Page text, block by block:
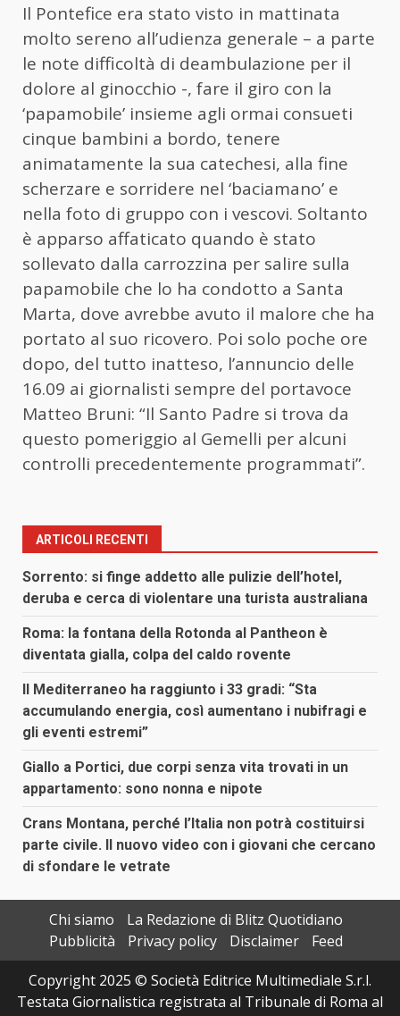
Il Pontefice era stato visto in mattinata
molto sereno all’udienza generale – a parte
le note difficoltà di deambulazione per il
dolore al ginocchio -, fare il giro con la
‘papamobile’ insieme agli ormai consueti
cinque bambini a bordo, tenere
animatamente la sua catechesi, alla fine
scherzare e sorridere nel ‘baciamano’ e
nella foto di gruppo con i vescovi. Soltanto
è apparso affaticato quando è stato
sollevato dalla carrozzina per salire sulla
papamobile che lo ha condotto a Santa
Marta, dove avrebbe avuto il malore che ha
portato al suo ricovero. Poi solo poche ore
dopo, del tutto inatteso, l’annuncio delle
16.09 ai giornalisti sempre del portavoce
Matteo Bruni: “Il Santo Padre si trova da
questo pomeriggio al Gemelli per alcuni
controlli precedentemente programmati”.
ARTICOLI RECENTI
Sorrento: si finge addetto alle pulizie dell’hotel,
deruba e cerca di violentare una turista australiana
Roma: la fontana della Rotonda al Pantheon è
diventata gialla, colpa del caldo rovente
Il Mediterraneo ha raggiunto i 33 gradi: “Sta
accumulando energia, così aumentano i nubifragi e
gli eventi estremi”
Giallo a Portici, due corpi senza vita trovati in un
appartamento: sono nonna e nipote
Crans Montana, perché l’Italia non potrà costituirsi
parte civile. Il nuovo video con i giovani che cercano
di sfondare le vetrate
Chi siamo
La Redazione di Blitz Quotidiano
Pubblicità
Privacy policy Disclaimer
Feed
Copyright 2025 © Società Editrice Multimediale S.r.l.
Testata Giornalistica registrata al Tribunale di Roma al